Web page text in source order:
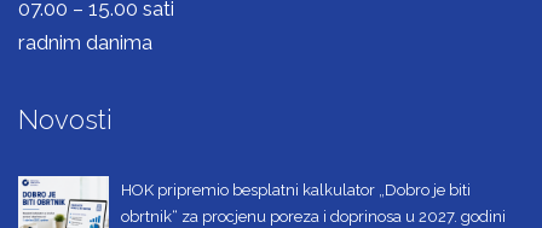
07.00 – 15.00 sati
radnim danima
Novosti
HOK pripremio besplatni kalkulator „Dobro je biti
obrtnik“ za procjenu poreza i doprinosa u 2027. godini